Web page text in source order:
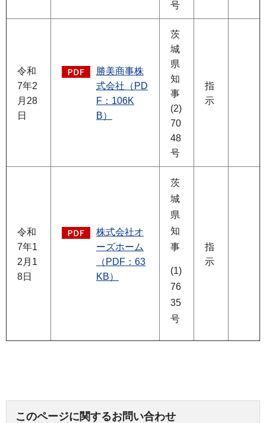
号
令和
7年2
月28
日
勝美商事株
式会社（PD
F：106K
B）
茨
城
県
知
事
(2)
70
48
号
指
示
令和
7年1
2月1
8日
株式会社オ
ーズホーム
（PDF：63
KB）
茨
城
県
知
事
(1)
76
35
号
指
示
このページに関するお問い合わせ